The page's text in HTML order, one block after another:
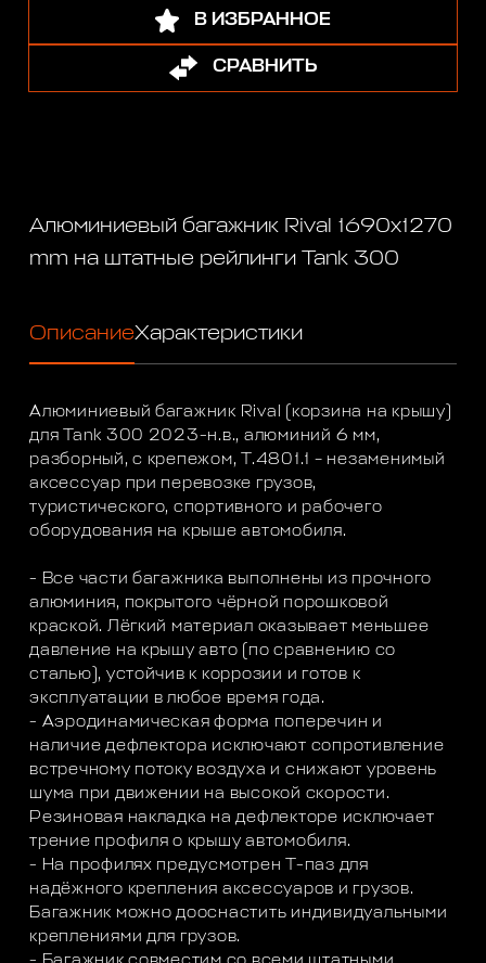
В ИЗБРАННОЕ
СРАВНИТЬ
Алюминиевый багажник Rival 1690х1270
mm на штатные рейлинги Tank 300
ОписаниеХарактеристики
Алюминиевый багажник Rival (корзина на крышу)
для Tank 300 2023-н.в., алюминий 6 мм,
разборный, с крепежом, T.4801.1 – незаменимый
аксессуар при перевозке грузов,
туристического, спортивного и рабочего
оборудования на крыше автомобиля.
- Все части багажника выполнены из прочного
алюминия, покрытого чёрной порошковой
краской. Лёгкий материал оказывает меньшее
давление на крышу авто (по сравнению со
сталью), устойчив к коррозии и готов к
эксплуатации в любое время года.
- Аэродинамическая форма поперечин и
наличие дефлектора исключают сопротивление
встречному потоку воздуха и снижают уровень
шума при движении на высокой скорости.
Резиновая накладка на дефлекторе исключает
трение профиля о крышу автомобиля.
- На профилях предусмотрен Т-паз для
надёжного крепления аксессуаров и грузов.
Багажник можно дооснастить индивидуальными
креплениями для грузов.